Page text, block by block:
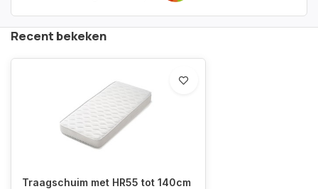
Recent bekeken
Traagschuim met HR55 tot 140cm